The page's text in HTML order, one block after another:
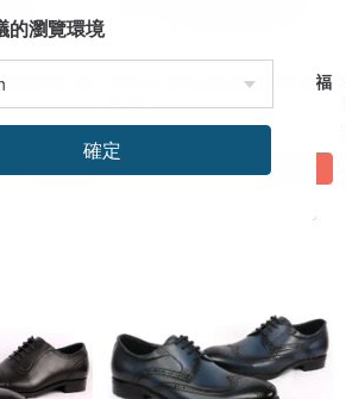
德比鞋 咖
sixlips 舒適透氣緩震便仕樂福
鞋 黑
US$ 159.47
的瀏覽環境
確定